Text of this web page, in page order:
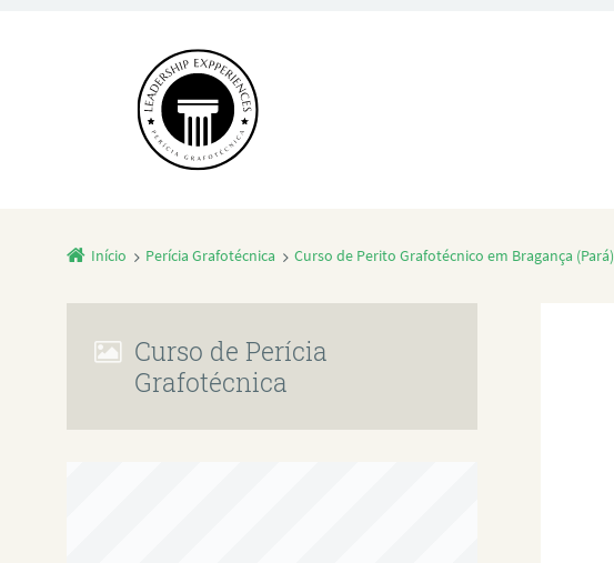
Início Perícia Grafotécnica Curso de Perito Grafotécnico em Bragança (Pará)
Curso de Perícia
Grafotécnica